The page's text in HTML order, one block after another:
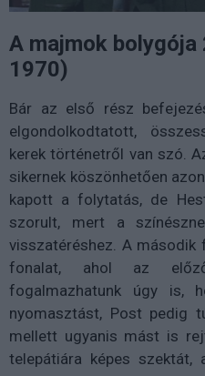
A majmok bolygója
1970)
Bár az első rész
elgondolkodtatott,
kerek történetről van szó.
sikernek köszönhetően
kapott a folytatás, de
szorult, mert a
visszatéréshez. A
fonalat, ahol az
fogalmazhatunk úgy is,
nyomasztást, Post pedig
mellett ugyanis mást is
telepátiára képes